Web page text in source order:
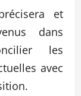
et
dans
les
avec